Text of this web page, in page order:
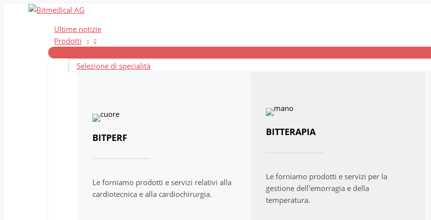
Ultime notizie
Prodotti
Selezione di specialità
BITPERF
Le forniamo prodotti e servizi relativi alla
cardiotecnica e alla cardiochirurgia.
BITTERAPIA
Le forniamo prodotti e servizi per la
gestione dell'emorragia e della
temperatura.